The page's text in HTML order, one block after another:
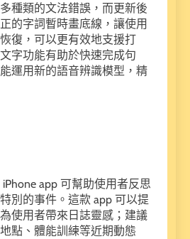
種類的文法錯誤，而更新後
的字詞暫時畫底線，讓使用
復，可以更有效地支援打
字功能有助於快速完成句
運用新的語音辨識模型，精
iPhone app 可幫助使用者反思
別的事件。這款 app 可以提
使用者帶來日誌靈感；建議
點、體能訓練等近期動態